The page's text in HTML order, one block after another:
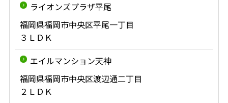
ライオンズプラザ平尾
福岡県福岡市中央区平尾一丁目
３ＬＤＫ
エイルマンション天神
福岡県福岡市中央区渡辺通二丁目
２ＬＤＫ